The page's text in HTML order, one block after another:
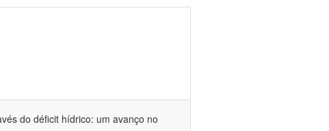
do déficit hídrico: um avanço no